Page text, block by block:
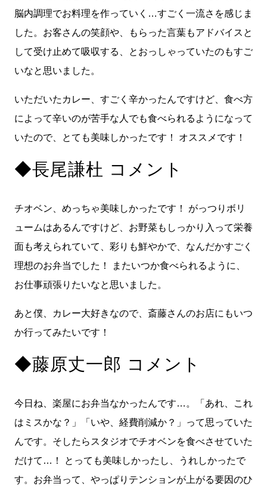
脳内調理でお料理を作っていく…すごく一流さを感じま
した。お客さんの笑顔や、もらった言葉もアドバイスと
して受け止めて吸収する、とおっしゃっていたのもすご
いなと思いました。
いただいたカレー、すごく辛かったんですけど、食べ方
によって辛いのが苦手な人でも食べられるようになって
いたので、とても美味しかったです！ オススメです！
◆長尾謙杜 コメント
チオベン、めっちゃ美味しかったです！ がっつりボリ
ュームはあるんですけど、お野菜もしっかり入って栄養
面も考えられていて、彩りも鮮やかで、なんだかすごく
理想のお弁当でした！ またいつか食べられるように、
お仕事頑張りたいなと思いました。
あと僕、カレー大好きなので、斎藤さんのお店にもいつ
か行ってみたいです！
◆藤原丈一郎 コメント
今日ね、楽屋にお弁当なかったんです…。「あれ、これ
はミスかな？」「いや、経費削減か？」って思っていた
んです。そしたらスタジオでチオベンを食べさせていた
だけて…！ とっても美味しかったし、うれしかったで
す。お弁当って、やっぱりテンションが上がる要因のひ